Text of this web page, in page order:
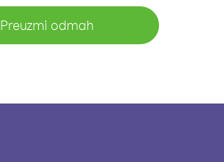
Preuzmi odmah